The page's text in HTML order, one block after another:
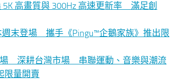
5K 高畫質與 300Hz 高速更新率 滿足創
週末登場 攜手《Pingu™企鵝家族》推出限
場 深耕台灣市場 串聯運動、音樂與潮流
限量開賣